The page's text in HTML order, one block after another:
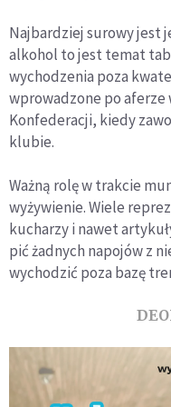
Najbardziej surowy jest
alkohol to jest temat
wychodzenia poza
wprowadzone po aferze
Konfederacji, kiedy
klubie.
Ważną rolę w trakcie
wyżywienie. Wiele
kucharzy i nawet
pić żadnych napojów z
wychodzić poza bazę